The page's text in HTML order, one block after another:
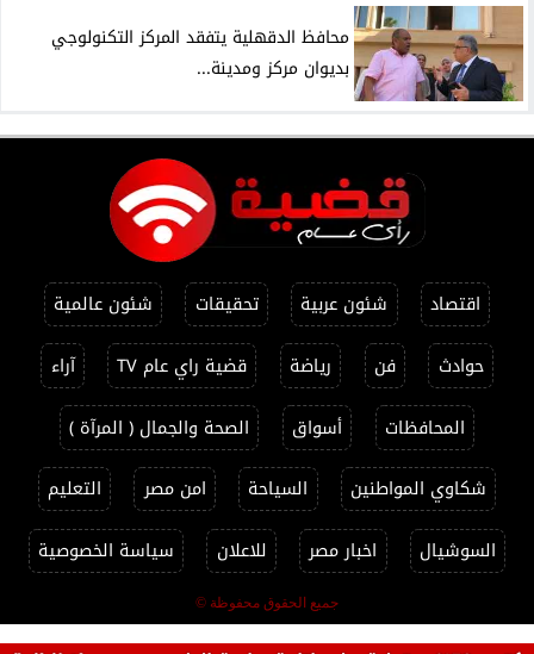
محافظ الدقهلية يتفقد المركز التكنولوجي
بديوان مركز ومدينة...
اقتصاد شئون عربية تحقيقات
شئون عالمية
حوادث
فن رياضة قضية راي عام TV
آراء
المحافظات
أسواق
الصحة والجمال ( المرآة )
شكاوي المواطنين
السياحة امن مصر
التعليم
السوشيال
اخبار مصر للاعلان سياسة الخصوصية
جميع الحقوق محفوظة ©